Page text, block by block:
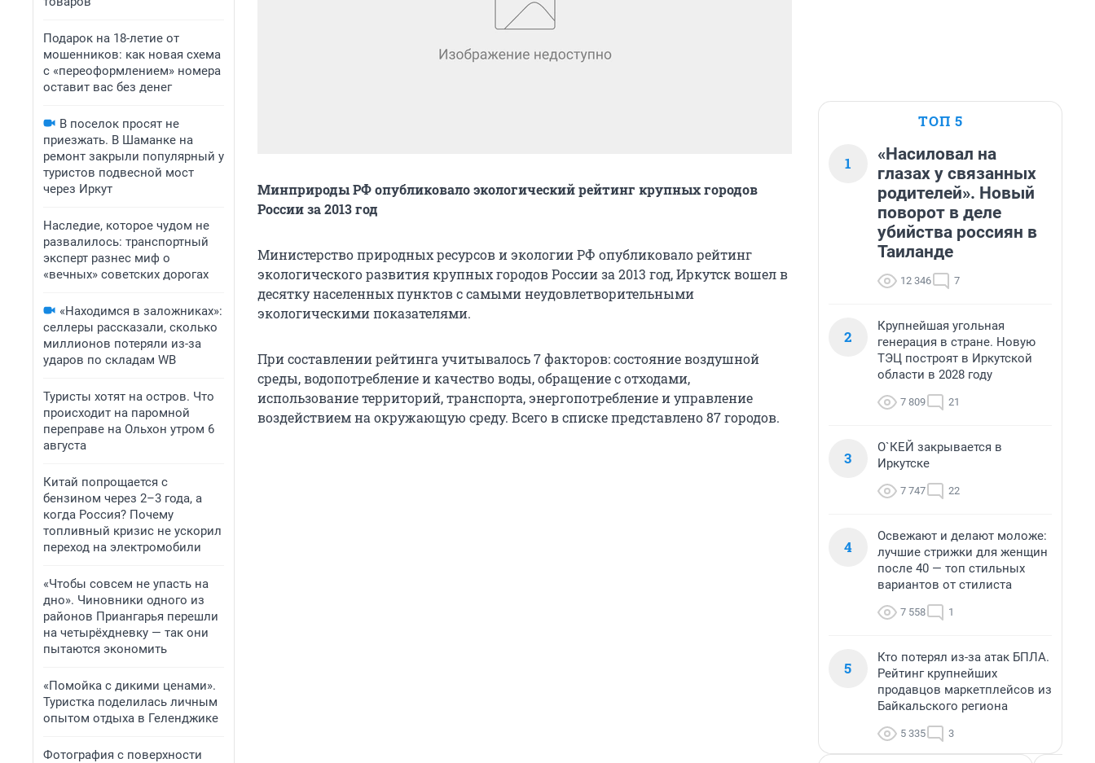
Подарок на 18-летие от
мошенников: как новая схема
с «переоформлением» номера
оставит вас без денег
В поселок просят не
приезжать. В Шаманке на
ремонт закрыли популярный у
туристов подвесной мост
через Иркут
Наследие, которое чудом не
развалилось: транспортный
эксперт разнес миф о
«вечных» советских дорогах
«Находимся в заложниках»:
селлеры рассказали, сколько
миллионов потеряли из-за
ударов по складам WB
Туристы хотят на остров. Что
происходит на паромной
переправе на Ольхон утром 6
августа
Китай попрощается с
бензином через 2–3 года, а
когда Россия? Почему
топливный кризис не ускорил
переход на электромобили
«Чтобы совсем не упасть на
дно». Чиновники одного из
районов Приангарья перешли
на четырёхдневку — так они
пытаются экономить
«Помойка с дикими ценами».
Туристка поделилась личным
опытом отдыха в Геленджике
Фотография с поверхности
Минприроды РФ опубликовало экологический рейтинг крупных городов
России за 2013 год
Министерство природных ресурсов и экологии РФ опубликовало рейтинг
экологического развития крупных городов России за 2013 год, Иркутск вошел в
десятку населенных пунктов с самыми неудовлетворительными
экологическими показателями.
При составлении рейтинга учитывалось 7 факторов: состояние воздушной
среды, водопотребление и качество воды, обращение с отходами,
использование территорий, транспорта, энергопотребление и управление
воздействием на окружающую среду. Всего в списке представлено 87 городов.
ТОП 5
1
«Насиловал на
глазах у связанных
родителей». Новый
поворот в деле
убийства россиян в
Таиланде
12 346 7
2
Крупнейшая угольная
генерация в стране. Новую
ТЭЦ построят в Иркутской
области в 2028 году
7 809 21
3
О`КЕЙ закрывается в
Иркутске
7 747 22
4
Освежают и делают моложе:
лучшие стрижки для женщин
после 40 — топ стильных
вариантов от стилиста
7 558 1
5
Кто потерял из-за атак БПЛА.
Рейтинг крупнейших
продавцов маркетплейсов из
Байкальского региона
5 335 3